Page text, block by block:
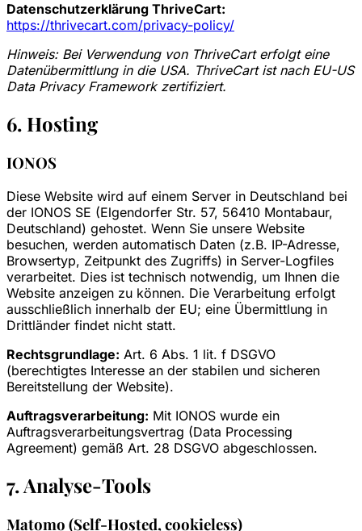
Datenschutzerklärung ThriveCart:
https://thrivecart.com/privacy-policy/
Hinweis: Bei Verwendung von ThriveCart erfolgt eine
Datenübermittlung in die USA. ThriveCart ist nach EU-US
Data Privacy Framework zertifiziert.
6. Hosting
IONOS
Diese Website wird auf einem Server in Deutschland bei
der IONOS SE (Elgendorfer Str. 57, 56410 Montabaur,
Deutschland) gehostet. Wenn Sie unsere Website
besuchen, werden automatisch Daten (z.B. IP-Adresse,
Browsertyp, Zeitpunkt des Zugriffs) in Server-Logfiles
verarbeitet. Dies ist technisch notwendig, um Ihnen die
Website anzeigen zu können. Die Verarbeitung erfolgt
ausschließlich innerhalb der EU; eine Übermittlung in
Drittländer findet nicht statt.
Rechtsgrundlage: Art. 6 Abs. 1 lit. f DSGVO
(berechtigtes Interesse an der stabilen und sicheren
Bereitstellung der Website).
Auftragsverarbeitung: Mit IONOS wurde ein
Auftragsverarbeitungsvertrag (Data Processing
Agreement) gemäß Art. 28 DSGVO abgeschlossen.
7. Analyse-Tools
Matomo (Self-Hosted, cookieless)